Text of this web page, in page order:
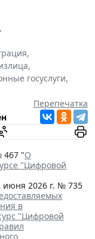
,
,
,
госуслуги,
Перепечатка
467 "О
"Цифровой
июня 2026 г. № 735
в
"Цифровой